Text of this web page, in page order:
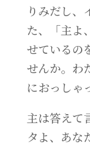
りみだし、
た、「主よ
せているの
せんか。わ
におっしゃ
主は答えて
タよ、あな